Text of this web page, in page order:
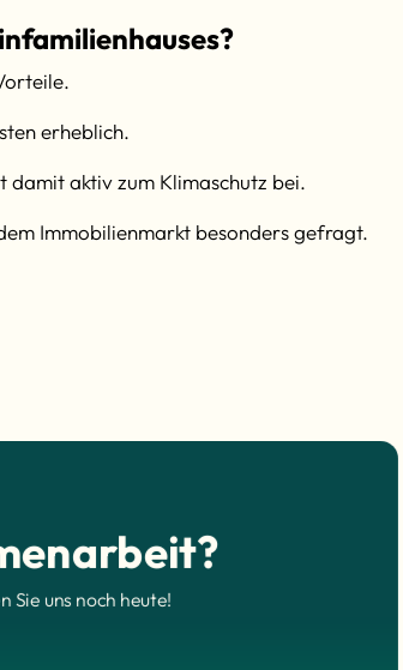
erheblich.
aktiv zum Klimaschutz bei.
Immobilienmarkt besonders gefragt.
Sie uns noch heute!